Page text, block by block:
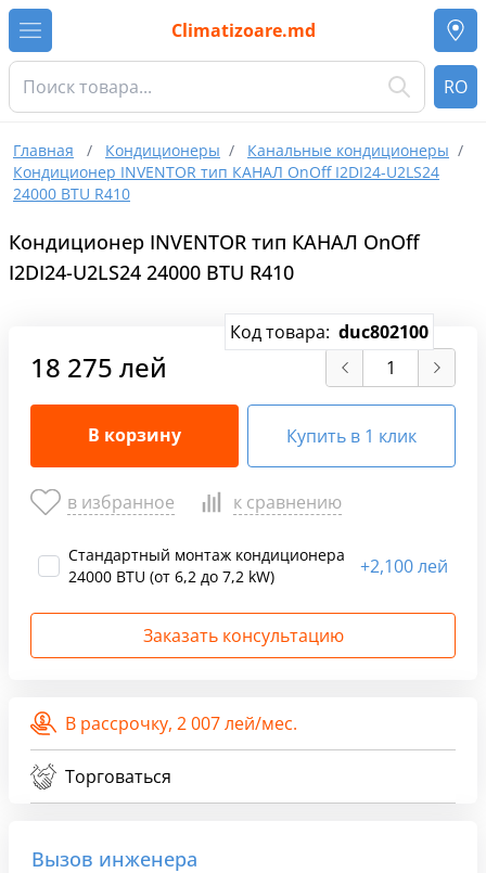
Climatizoare.md
RO
Главная / Кондиционеры / Канальные кондиционеры /
Кондиционер INVENTOR тип КАНАЛ OnOff I2DI24-U2LS24
24000 BTU R410
Кондиционер INVENTOR тип КАНАЛ OnOff
I2DI24-U2LS24 24000 BTU R410
Код товара: duc802100
18 275 лей
В корзину Купить в 1 клик
в избранное к сравнению
Стандартный монтаж кондиционера
24000 BTU (от 6,2 до 7,2 kW)
+2,100 лей
Заказать консультацию
В рассрочку, 2 007 лей/мес.
Торговаться
Вызов инженера